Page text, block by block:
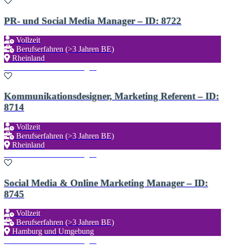
PR- und Social Media Manager – ID: 8722
Vollzeit
Berufserfahren (>3 Jahren BE)
Rheinland
Kommunikationsdesigner, Marketing Referent – ID:
8714
Vollzeit
Berufserfahren (>3 Jahren BE)
Rheinland
Social Media & Online Marketing Manager – ID:
8745
Vollzeit
Berufserfahren (>3 Jahren BE)
Hamburg und Umgebung